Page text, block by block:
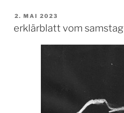
VERÖFFENTLICHT
AM
2. MAI 2023
erklärblatt vom samstag